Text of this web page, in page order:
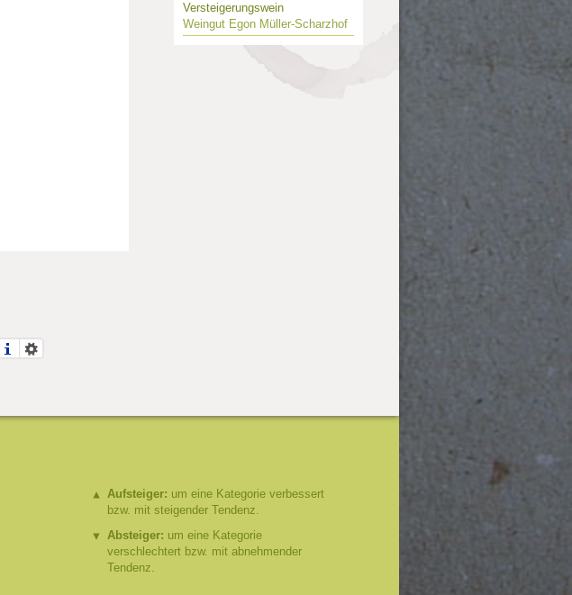
Versteigerungswein
Weingut Egon Müller-Scharzhof
Aufsteiger: um eine Kategorie verbessert
bzw. mit steigender Tendenz.
Absteiger: um eine Kategorie
verschlechtert bzw. mit abnehmender
Tendenz.